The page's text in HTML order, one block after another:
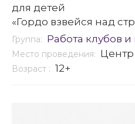
для детей
«Гордо взвейся над
российский – наш
интеллектуальная
флага
Группа: Работа клубов
Место проведения: Центр
Возраст : 12+